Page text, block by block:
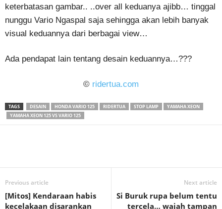
keterbatasan gambar.. ..over all keduanya ajibb… tinggal
nunggu Vario Ngaspal saja sehingga akan lebih banyak
visual keduannya dari berbagai view…
Ada pendapat lain tentang desain keduannya…???
© ridertua.com
TAGS DESAIN HONDA VARIO 125 RIDERTUA STOP LAMP
YAMAHA XEON
YAMAHA XEON 125 VS VARIO 125
Previous article
[Mitos] Kendaraan habis
kecelakaan disarankan
Next article
Si Buruk rupa belum tentu
tercela… wajah tampan